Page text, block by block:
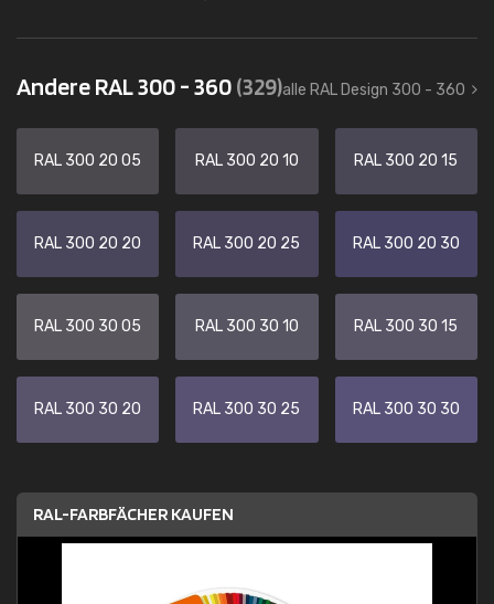
Andere RAL 300 - 360(329)alle RAL Design 300 - 360
RAL 300 20 05 RAL 300 20 10 RAL 300 20 15
RAL 300 20 20 RAL 300 20 25 RAL 300 20 30
RAL 300 30 05 RAL 300 30 10 RAL 300 30 15
RAL 300 30 20 RAL 300 30 25 RAL 300 30 30
RAL-FARBFÄCHER KAUFEN